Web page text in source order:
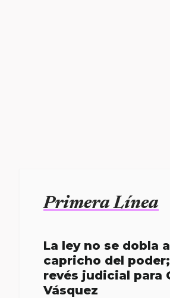
Primera Línea
La ley no se dobla
capricho del
revés judicial para
Vásquez